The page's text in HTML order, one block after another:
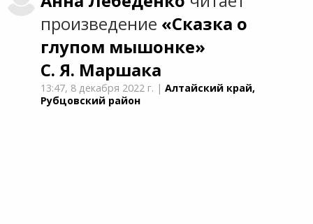
произведение «Сказка о
глупом мышонке»
С. Я. Маршака
13:47, 8 декабря 2022 г. |Алтайский край,
Рубцовский район